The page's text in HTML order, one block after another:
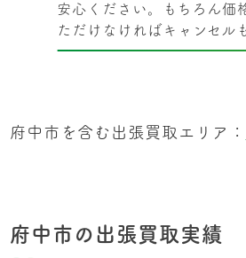
安心ください。もちろん価
ただけなければキャンセル
府中市を含む出張買取エリア：
府中市の出張買取実績